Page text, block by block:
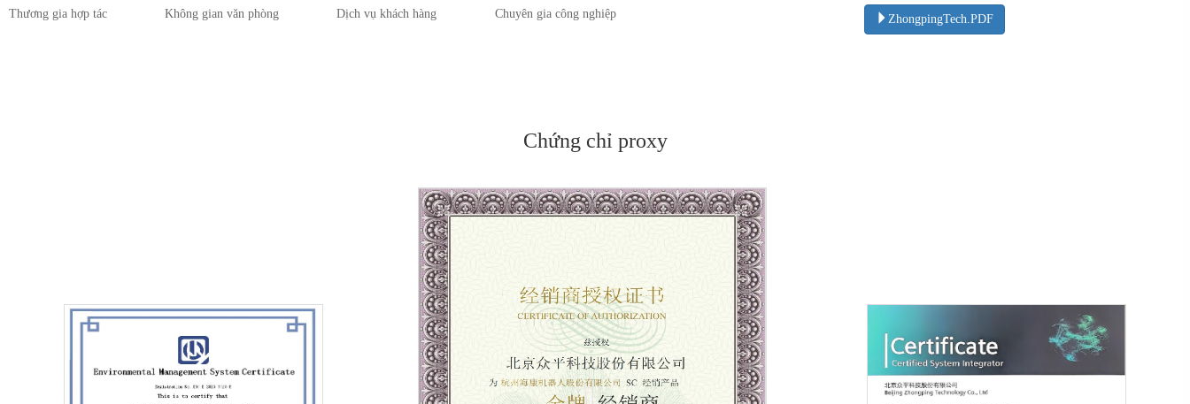
Thương gia hợp tác Không gian văn phòng Dịch vụ khách hàng Chuyên gia công nghiệp ZhongpingTech.PDF
Chứng chỉ proxy